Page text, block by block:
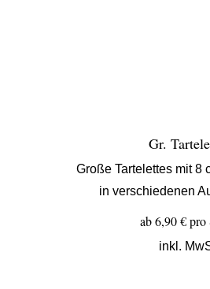
Gr.
Große Tartelettes mit 8
in verschiedenen
ab 6,90 € pro
inkl.